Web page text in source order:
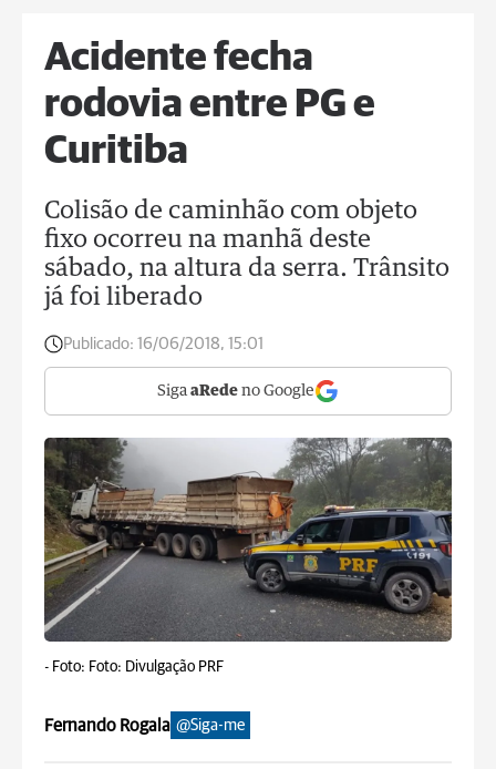
Acidente fecha
rodovia entre PG e
Curitiba
Colisão de caminhão com objeto
fixo ocorreu na manhã deste
sábado, na altura da serra. Trânsito
já foi liberado
Publicado: 16/06/2018, 15:01
Siga aRede no Google
- Foto: Foto: Divulgação PRF
Fernando Rogala @Siga-me